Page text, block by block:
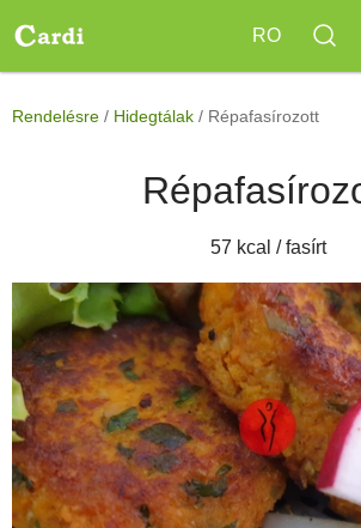
Mergi
conţinutul
Main
RO
Rendelésre / Hidegtálak / Répafasírozott
57 kcal / fasírt